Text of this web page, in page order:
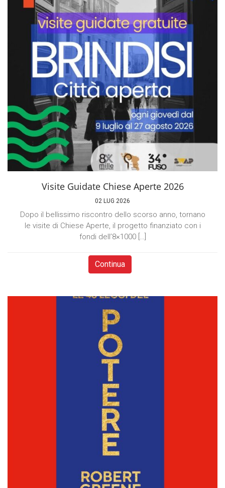
Visite Guidate Chiese Aperte 2026
02 LUG 2026
Dopo il bellissimo riscontro dello scorso anno, tornano
le visite di Chiese Aperte, il progetto finanziato con i
fondi dell’8×1000 […]
Continua